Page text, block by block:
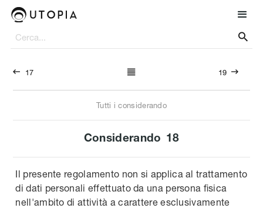

 17  19 
Tutti i considerando
Considerando 18
Il presente regolamento non si applica al trattamento
di dati personali effettuato da una persona fisica
nell'ambito di attività a carattere esclusivamente